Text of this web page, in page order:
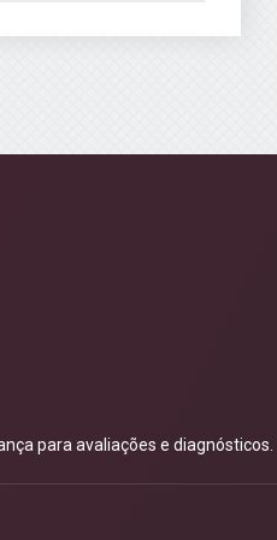
para avaliações e diagnósticos.